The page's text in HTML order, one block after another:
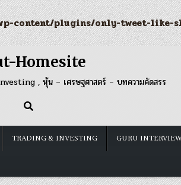
content/plugins/only-tweet-like-
Homesite
, หุ้น – เศรษฐศาสตร์ – บทความคัดสรร
TRADING & INVESTING GURU